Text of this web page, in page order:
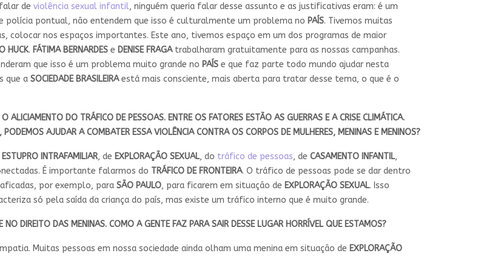
de violência sexual infantil, ninguém queria falar desse assunto e as justificativas eram: é um
polícia pontual, não entendem que isso é culturalmente um problema no PAÍS. Tivemos muitas
colocar nos espaços importantes. Este ano, tivemos espaço em um dos programas de maior
HUCK. FÁTIMA BERNARDES e DENISE FRAGAtrabalharam gratuitamente para as nossas campanhas.
que isso é um problema muito grande no PAÍS e que faz parte todo mundo ajudar nesta
que a SOCIEDADE BRASILEIRAestá mais consciente, mais aberta para tratar desse tema, o que é o
DO TRÁFICO DE PESSOAS. ENTRE OS FATORES ESTÃO AS GUERRAS E A CRISE CLIMÁTICA.
AJUDAR A COMBATER ESSA VIOLÊNCIA CONTRA OS CORPOS DE MULHERES, MENINAS E MENINOS?
ESTUPRO INTRAFAMILIAR, de EXPLORAÇÃO SEXUAL, do tráfico de pessoas, de CASAMENTO INFANTIL,
É importante falarmos do TRÁFICO DE FRONTEIRA. O tráfico de pessoas pode se dar dentro
por exemplo, para SÃO PAULO, para ficarem em situação de EXPLORAÇÃO SEXUAL. Isso
só pela saída da criança do país, mas existe um tráfico interno que é muito grande.
DIREITO DAS MENINAS. COMO A GENTE FAZ PARA SAIR DESSE LUGAR HORRÍVEL QUE ESTAMOS?
Muitas pessoas em nossa sociedade ainda olham uma menina em situação de EXPLORAÇÃO